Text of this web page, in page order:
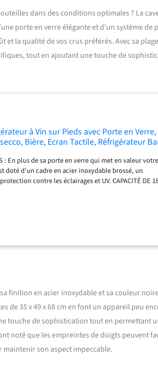
dans des conditions optimales ? La
porte en verre élégante et d’un système de
la qualité de vos crus préférés. Avec sa
tout en ajoutant une touche de
à Vin sur Pieds avec Porte en Verre,
Bière, Ecran Tactile, Réfrigérateur
: En plus de sa porte en verre qui met en valeur votre
doté d'un cadre en acier inoxydable brossé, un
contre les éclairages et UV. CAPACITÉ DE
préserver les saveurs et les arômes, pour conserver
zone de refroidissement entre 11 et 18°C, ce qui
prosecco, bières et autres boissons.
finition en acier inoxydable et sa couleur
de 35 x 49 x 68 cm en font un appareil peu
touche de sophistication tout en permettant
noté que les empreintes de doigts peuvent
son aspect impeccable.